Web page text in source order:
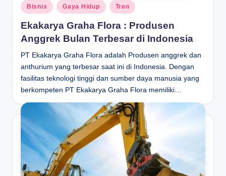
Posted
in
Bisnis Gaya Hidup Tren
Ekakarya Graha Flora : Produsen
Anggrek Bulan Terbesar di Indonesia
PT Ekakarya Graha Flora adalah Produsen anggrek dan
anthurium yang terbesar saat ini di Indonesia. Dengan
fasilitas teknologi tinggi dan sumber daya manusia yang
berkompeten PT Ekakarya Graha Flora memiliki…